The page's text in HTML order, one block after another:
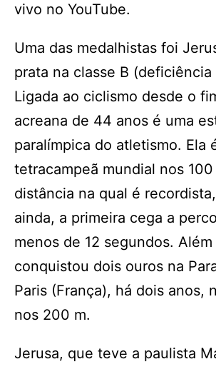
vivo no YouTube.
Uma das medalhistas foi
prata na classe B (deficiência
Ligada ao ciclismo desde o
acreana de 44 anos é uma
paralímpica do atletismo. Ela
tetracampeã mundial nos
distância na qual é
ainda, a primeira cega a
menos de 12 segundos. Além
conquistou dois ouros na
Paris (França), há dois anos,
nos 200 m.
Jerusa, que teve a paulista